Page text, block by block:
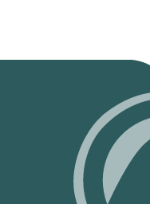
essais de croissance
de 200 mL puis de 6 L